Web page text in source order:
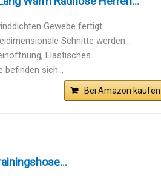
Gewebe fertigt....
Schnitte werden...
Elastisches...
befinden sich...
Bei Amazon kaufen